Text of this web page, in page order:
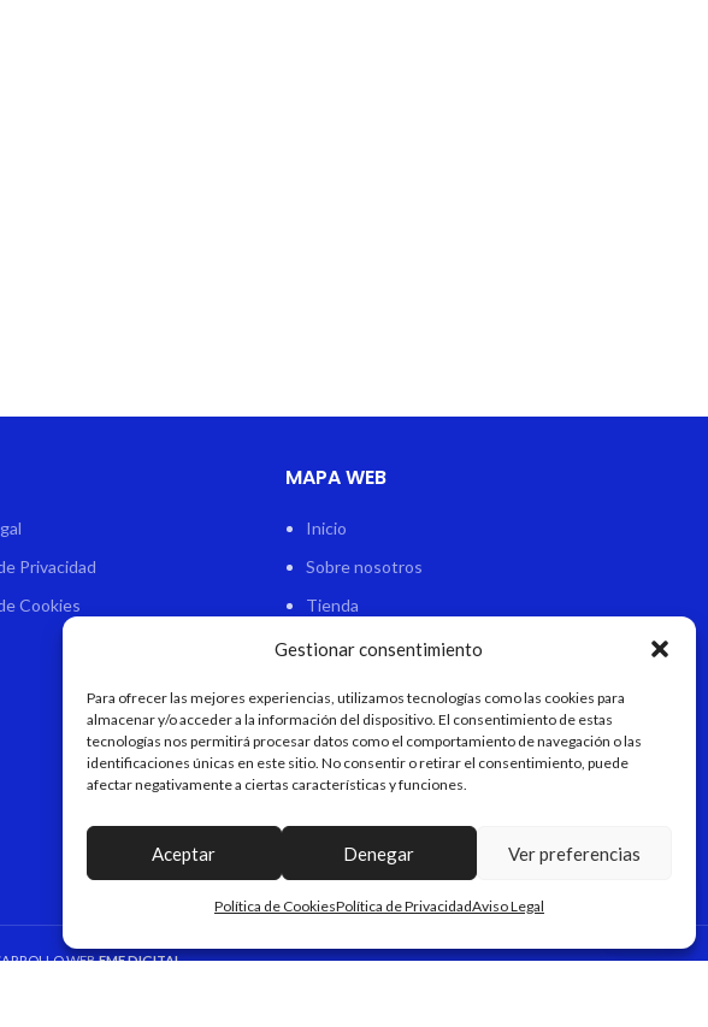
Gestionar consentimiento
Para ofrecer las mejores experiencias, utilizamos tecnologías como las cookies para
almacenar y/o acceder a la información del dispositivo. El consentimiento de estas
tecnologías nos permitirá procesar datos como el comportamiento de navegación o las
identificaciones únicas en este sitio. No consentir o retirar el consentimiento, puede
afectar negativamente a ciertas características y funciones.
Aceptar Denegar Ver preferencias
Política de CookiesPolítica de PrivacidadAviso Legal
Privacidad
Cookies
MAPA WEB
Inicio
Sobre nosotros
Tienda
Contacto
WEBEME DIGITAL